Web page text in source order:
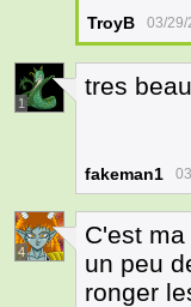
TroyB 03/29/
1
tres
fakeman1
4
C'est
un peu
ronger